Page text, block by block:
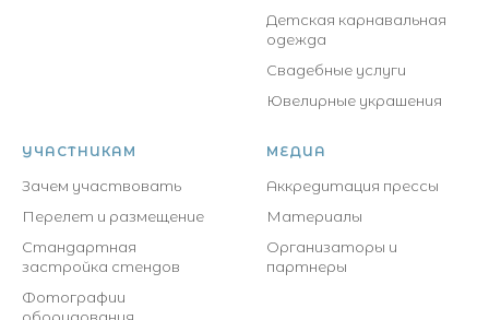
Детская карнавальная
одежда
Свадебные услуги
Ювелирные украшения
УЧАСТНИКАМ
Зачем участвовать
Перелет и размещение
Стандартная
застройка стендов
Фотографии
МЕДИА
Аккредитация прессы
Материалы
Организаторы и
партнеры